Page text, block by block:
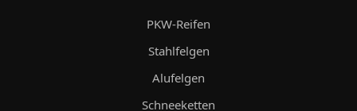
PKW-Reifen
Stahlfelgen
Alufelgen
Schneeketten